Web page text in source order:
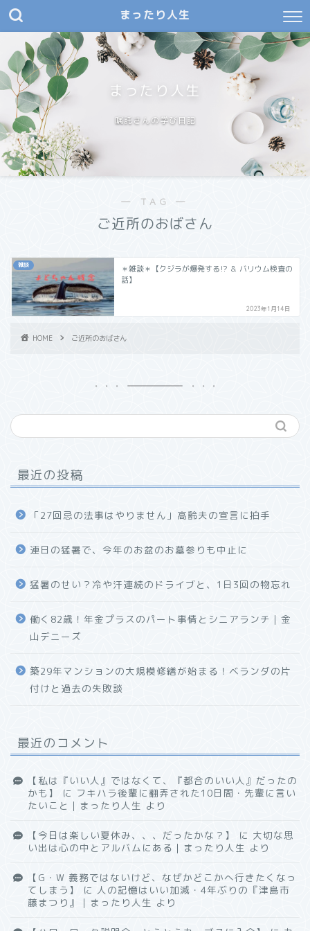
まったり人生
まったり人生
嘱託さんの学び日記
― TAG ―
ご近所のおばさん
雑談
＊雑談＊【クジラが爆発する⁉︎ ＆ バリウム検査の
話】
2023年1月14日
HOME ご近所のおばさん
最近の投稿
「27回忌の法事はやりません」高齢夫の宣言に拍手
連日の猛暑で、今年のお盆のお墓参りも中止に
猛暑のせい？冷や汗連続のドライブと、1日3回の物忘れ
働く82歳！年金プラスのパート事情とシニアランチ｜金
山デニーズ
築29年マンションの大規模修繕が始まる！ベランダの片
付けと過去の失敗談
最近のコメント
【私は『いい人』ではなくて、『都合のいい人』だったの
かも】
に フキハラ後輩に翻弄された10日間・先輩に言い
たいこと｜まったり人生 より
【今日は楽しい夏休み、、、だったかな？】 に 大切な思
い出は心の中とアルバムにある｜まったり人生 より
【G・W 義務ではないけど、なぜかどこかへ行きたくなっ
てしまう】
に 人の記憶はいい加減・4年ぶりの『津島市
藤まつり』｜まったり人生 より